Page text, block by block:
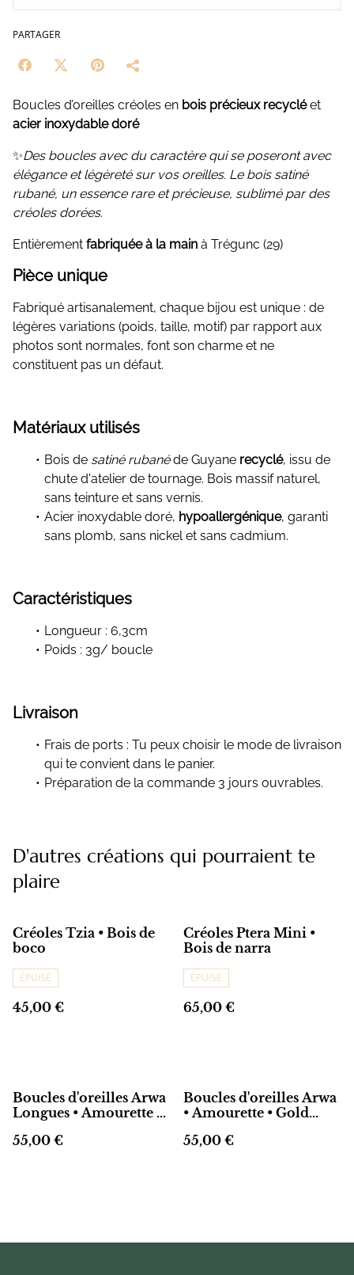
PARTAGER
Boucles d’oreilles créoles en bois précieux recycléet
acier inoxydable doré
✨Des boucles avec du caractère qui se poseront avec
élégance et légèreté sur vos oreilles. Le bois satiné
rubané, un essence rare et précieuse, sublimé par des
créoles dorées.
Entièrement fabriquée à la main à Trégunc (29)
Pièce unique
Fabriqué artisanalement, chaque bijou est unique : de
légères variations (poids, taille, motif) par rapport aux
photos sont normales, font son charme et ne
constituent pas un défaut.
Matériaux utilisés
Bois de satiné rubanéde Guyane recyclé, issu de
chute d'atelier de tournage. Bois massif naturel,
sans teinture et sans vernis.
Acier inoxydable doré, hypoallergénique, garanti
sans plomb, sans nickel et sans cadmium.
Caractéristiques
Longueur : 6,3cm
Poids : 3g/ boucle
Livraison
Frais de ports : Tu peux choisir le mode de livraison
qui te convient dans le panier.
Préparation de la commande 3 jours ouvrables.
D'autres créations qui pourraient te
plaire
Créoles Tzia • Bois de
boco
ÉPUISÉ
45,00 €
Créoles Ptera Mini •
Bois de narra
ÉPUISÉ
65,00 €
Boucles d'oreilles Arwa
Longues • Amourette •
55,00 €
Boucles d'oreilles Arwa
• Amourette • Gold
55,00 €